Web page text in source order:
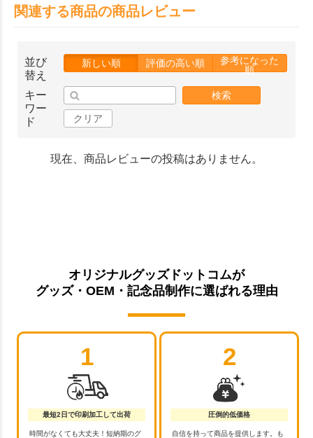
関連する商品の商品レビュー
並び
替え
新しい順 評価の高い順
参考になった
順
キー
ワー
ド
検索
クリア
現在、商品レビューの投稿はありません。
オリジナルグッズドットコムが
グッズ・OEM・記念品制作に選ばれる理由
1
最短2日で印刷加工して出荷
時間がなくても大丈夫！短納期のグ
2
圧倒的低価格
自信を持って商品を提供します。も